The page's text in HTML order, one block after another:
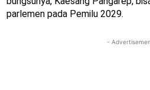
parlemen pada Pemilu 2029.
-